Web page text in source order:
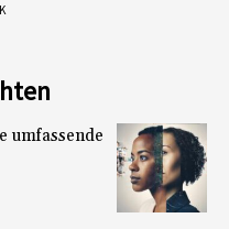
umfassende